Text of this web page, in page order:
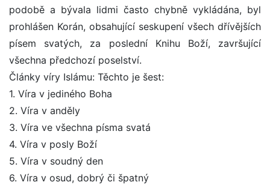
podobě a bývala lidmi často chybně vykládána, byl
prohlášen Korán, obsahující seskupení všech dřívějších
písem svatých, za poslední Knihu Boží, završující
všechna předchozí poselství.
Články víry Islámu: Těchto je šest:
1. Víra v jediného Boha
2. Víra v anděly
3. Víra ve všechna písma svatá
4. Víra v posly Boží
5. Víra v soudný den
6. Víra v osud, dobrý či špatný